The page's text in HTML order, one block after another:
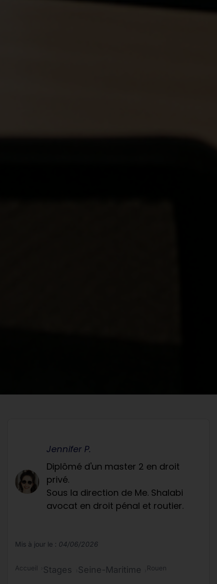
Jennifer P.
Diplômé d'un master 2 en droit
privé.
Sous la direction de Me. Shalabi
avocat en droit pénal et routier.
Mis à jour le : 04/06/2026
Accueil Stages Seine-Maritime Rouen